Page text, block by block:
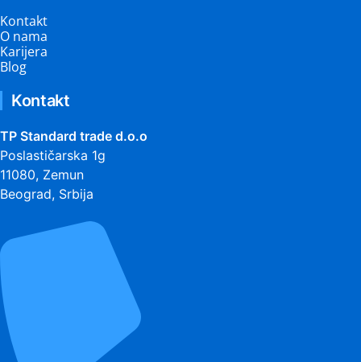
Kontakt
O nama
Karijera
Blog
Kontakt
TP Standard trade d.o.o
Poslastičarska 1g
11080, Zemun
Beograd, Srbija